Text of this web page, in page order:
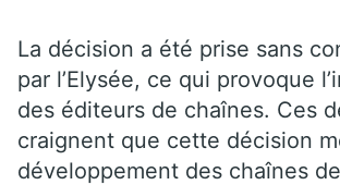
La décision a été prise sans
par l’Elysée, ce qui provoque
des éditeurs de chaînes. Ces
craignent que cette décision
développement des chaînes